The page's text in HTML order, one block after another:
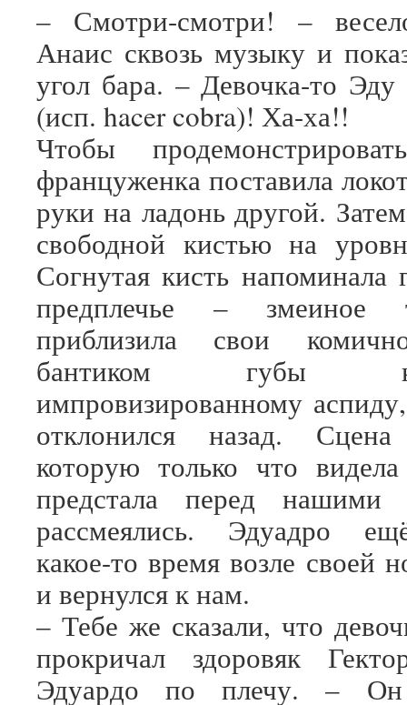
– Смотри-смотри! –
Анаис сквозь музыку и
угол бара. – Девочка-то Эду
(исп. hacer cobra)! Ха-ха!!
Чтобы
француженка поставила
руки на ладонь другой.
свободной кистью на
Согнутая кисть напоминала
предплечье – змеиное
приблизила свои
бантиком губы
импровизированному
отклонился назад.
которую только что
предстала перед
рассмеялись. Эдуадро
какое-то время возле своей
и вернулся к нам.
– Тебе же сказали, что
прокричал здоровяк
Эдуардо по плечу. –